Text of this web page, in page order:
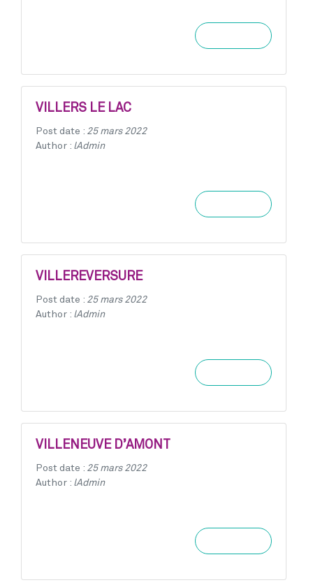
VILLERS LE LAC
Post date : 25 mars 2022
Author : lAdmin
VILLEREVERSURE
Post date : 25 mars 2022
Author : lAdmin
VILLENEUVE D’AMONT
Post date : 25 mars 2022
Author : lAdmin